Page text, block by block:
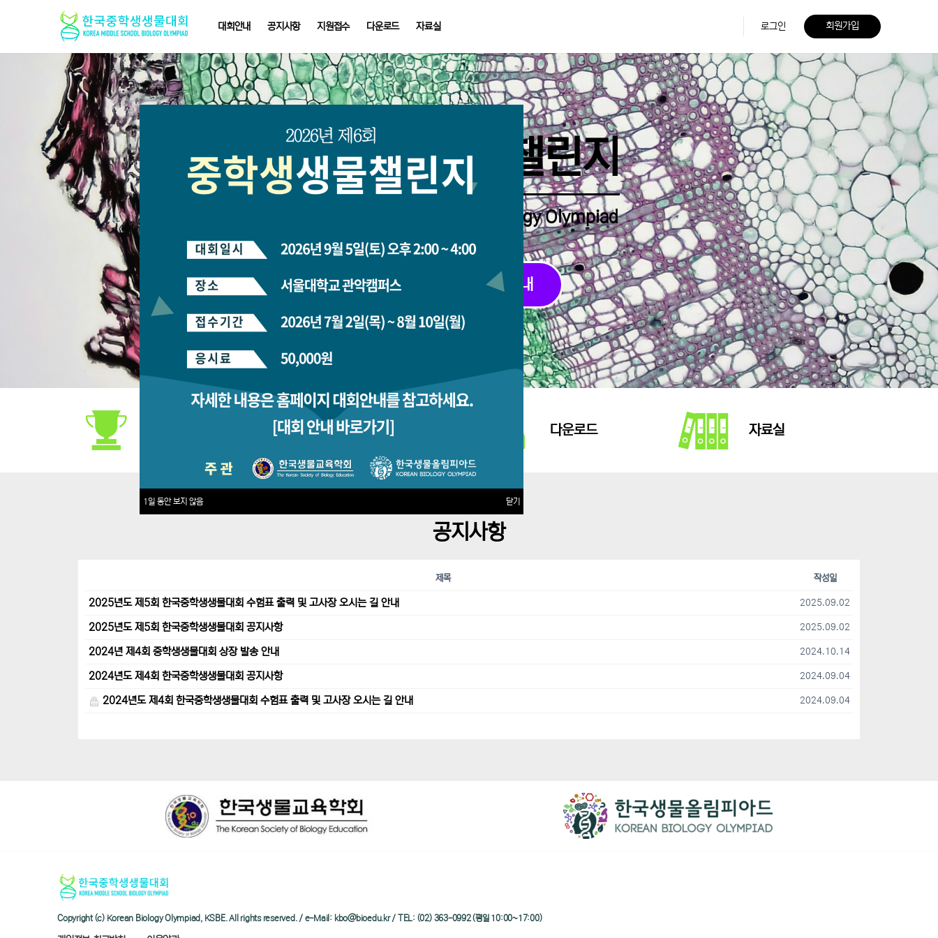
대회안내 공지사항 지원접수 다운로드 자료실 로그인 회원가입
중학생생물챌린지
Middle School Korea Biology Olympiad
2026 대회 접수 안내
지원접수 다운로드 자료실
공지사항
제목 작성일
2025년도 제5회 한국중학생생물대회 수험표 출력 및 고사장 오시는 길 안내 2025.09.02
2025년도 제5회 한국중학생생물대회 공지사항 2025.09.02
2024년 제4회 중학생생물대회 상장 발송 안내 2024.10.14
2024년도 제4회 한국중학생생물대회 공지사항 2024.09.04
2024년도 제4회 한국중학생생물대회 수험표 출력 및 고사장 오시는 길 안내 2024.09.04
Copyright (c) Korean Biology Olympiad, KSBE. All rights reserved. / e-Mail: kbo@bioedu.kr / TEL: (02) 363-0992 (평일 10:00~17:00)
1일 동안 보지 않음 닫기